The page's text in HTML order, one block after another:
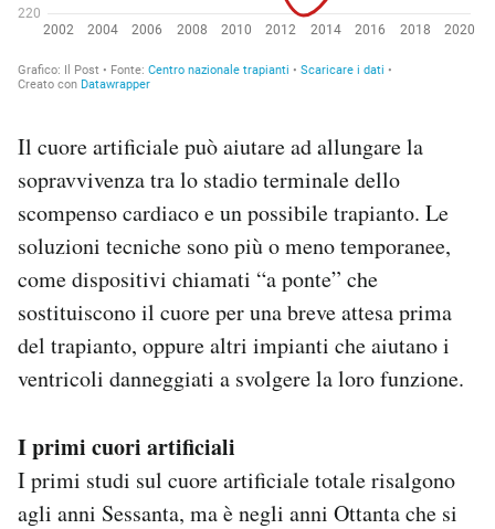
Il cuore artificiale può aiutare ad allungare la
sopravvivenza tra lo stadio terminale dello
scompenso cardiaco e un possibile trapianto. Le
soluzioni tecniche sono più o meno temporanee,
come dispositivi chiamati “a ponte” che
sostituiscono il cuore per una breve attesa prima
del trapianto, oppure altri impianti che aiutano i
ventricoli danneggiati a svolgere la loro funzione.
I primi cuori artificiali
I primi studi sul cuore artificiale totale risalgono
agli anni Sessanta, ma è negli anni Ottanta che si